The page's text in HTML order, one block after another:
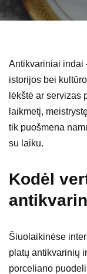
Antikvariniai indai
istorijos bei
lėkštė ar servizas
laikmetį,
tik puošmena
su laiku.
Kodėl
Šiuolaikinėse
platų antikvarinių
porceliano